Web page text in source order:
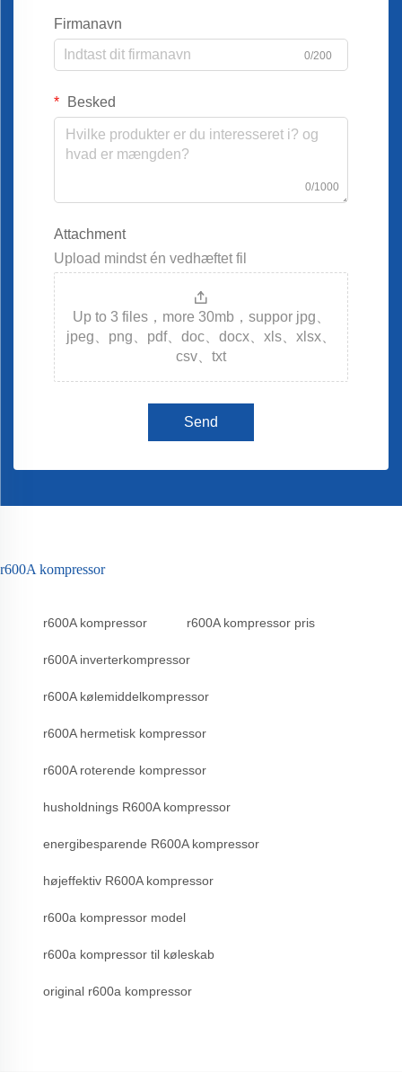
Firmanavn
0/200
Besked
0/1000
Attachment
Upload mindst én vedhæftet fil
Up to 3 files，more 30mb，suppor jpg、
jpeg、png、pdf、doc、docx、xls、xlsx、
csv、txt
Send
r600A kompressor
r600A kompressor r600A kompressor pris
r600A inverterkompressor
r600A kølemiddelkompressor
r600A hermetisk kompressor
r600A roterende kompressor
husholdnings R600A kompressor
energibesparende R600A kompressor
højeffektiv R600A kompressor
r600a kompressor model
r600a kompressor til køleskab
original r600a kompressor